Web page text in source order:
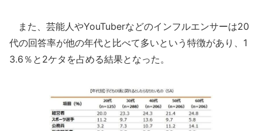
また、芸能人やYouTuberなどのインフルエンサーは20
代の回答率が他の年代と比べて多いという特徴があり、1
3.6％と2ケタを占める結果となった。